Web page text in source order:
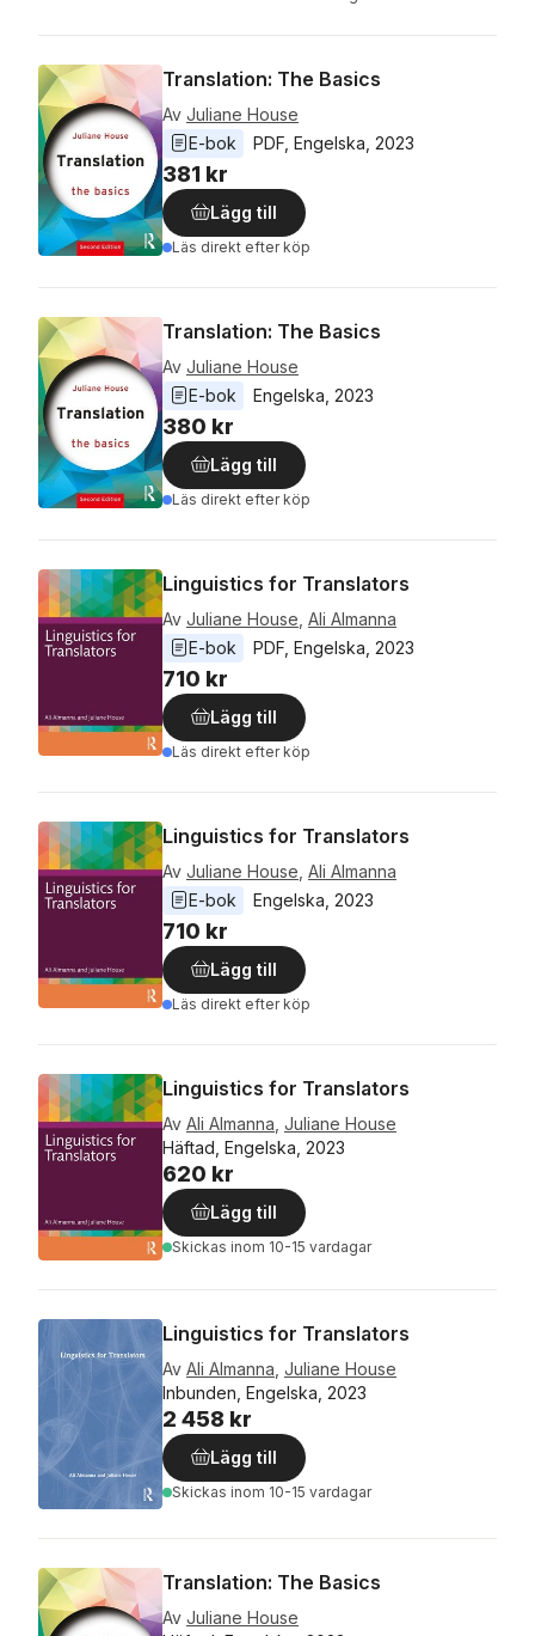
Translation: The Basics
Av Juliane House
E-bok
PDF Engelska 2023
381 kr
Lägg till
Läs direkt efter köp
Translation: The Basics
Av Juliane House
E-bok
Engelska 2023
380 kr
Lägg till
Läs direkt efter köp
Linguistics for Translators
Av Juliane House Ali Almanna
E-bok
PDF Engelska 2023
710 kr
Lägg till
Läs direkt efter köp
Linguistics for Translators
Av Juliane House Ali Almanna
E-bok
Engelska 2023
710 kr
Lägg till
Läs direkt efter köp
Linguistics for Translators
Av Ali Almanna Juliane House
Häftad, Engelska, 2023
620 kr
Lägg till
Skickas inom 10-15 vardagar
Linguistics for Translators
Av Ali Almanna Juliane House
Inbunden, Engelska, 2023
2 458 kr
Lägg till
Skickas inom 10-15 vardagar
Translation: The Basics
Av Juliane House